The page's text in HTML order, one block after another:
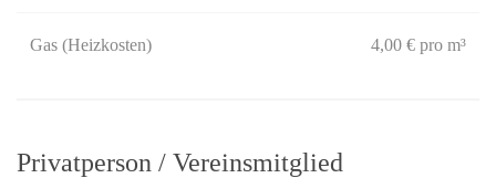
Gas (Heizkosten) 4,00 € pro m³
Privatperson / Vereinsmitglied